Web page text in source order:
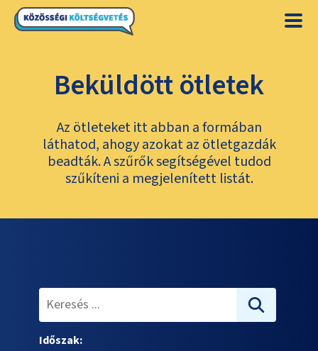
Beküldött ötletek
Az ötleteket itt abban a formában
láthatod, ahogy azokat az ötletgazdák
beadták. A szűrők segítségével tudod
szűkíteni a megjelenített listát.
Időszak: